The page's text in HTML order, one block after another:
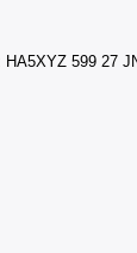
599 27